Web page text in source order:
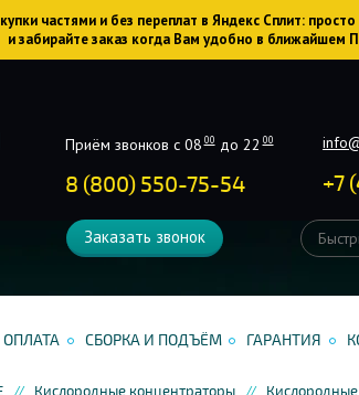
частями и без переплат в Яндекс Сплит:
и забирайте заказ когда Вам удобно в ближайшем
Приём звонков с 08 00до 22 00
8 (800) 550-75-54 +7 (
Заказать звонок
ОПЛАТА СБОРКА И ПОДЪЁМ ГАРАНТИЯ